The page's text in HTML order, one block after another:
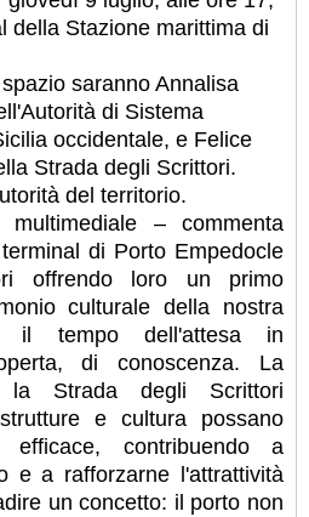
della Stazione marittima di
saranno Annalisa
di Sistema
occidentale, e Felice
Strada degli Scrittori.
del territorio.
multimediale – commenta
di Porto Empedocle
offrendo loro un primo
culturale della nostra
il tempo dell'attesa in
di conoscenza. La
la Strada degli Scrittori
e cultura possano
contribuendo a
e a rafforzarne l'attrattività
un concetto: il porto non